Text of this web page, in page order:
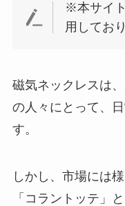
※本サイ
用してお
磁気ネックレスは
の人々にとって、
す。
しかし、市場には
「コラントッテ」